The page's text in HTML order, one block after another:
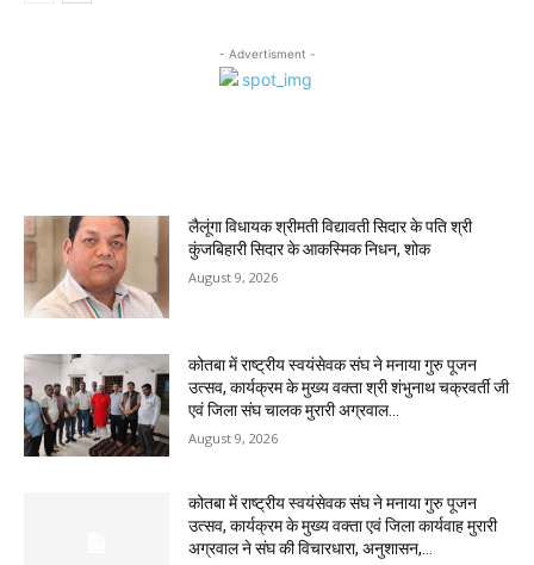
- Advertisment -
लैलूंगा विधायक श्रीमती विद्यावती सिदार के पति श्री
कुंजबिहारी सिदार के आकस्मिक निधन, शोक
August 9, 2026
कोतबा में राष्ट्रीय स्वयंसेवक संघ ने मनाया गुरु पूजन
उत्सव, कार्यक्रम के मुख्य वक्ता श्री शंभुनाथ चक्रवर्ती जी
एवं जिला संघ चालक मुरारी अग्रवाल...
August 9, 2026
कोतबा में राष्ट्रीय स्वयंसेवक संघ ने मनाया गुरु पूजन
उत्सव, कार्यक्रम के मुख्य वक्ता एवं जिला कार्यवाह मुरारी
अग्रवाल ने संघ की विचारधारा, अनुशासन,...